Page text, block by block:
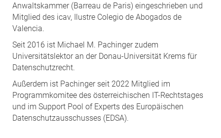
Anwaltskammer (Barreau de Paris) eingeschrieben und
Mitglied des icav, Ilustre Colegio de Abogados de
Valencia.
Seit 2016 ist Michael M. Pachinger zudem
Universitätslektor an der Donau-Universität Krems für
Datenschutzrecht.
Außerdem ist Pachinger seit 2022 Mitglied im
Programmkomitee des österreichischen IT-Rechtstages
und im Support Pool of Experts des Europäischen
Datenschutzausschusses (EDSA).